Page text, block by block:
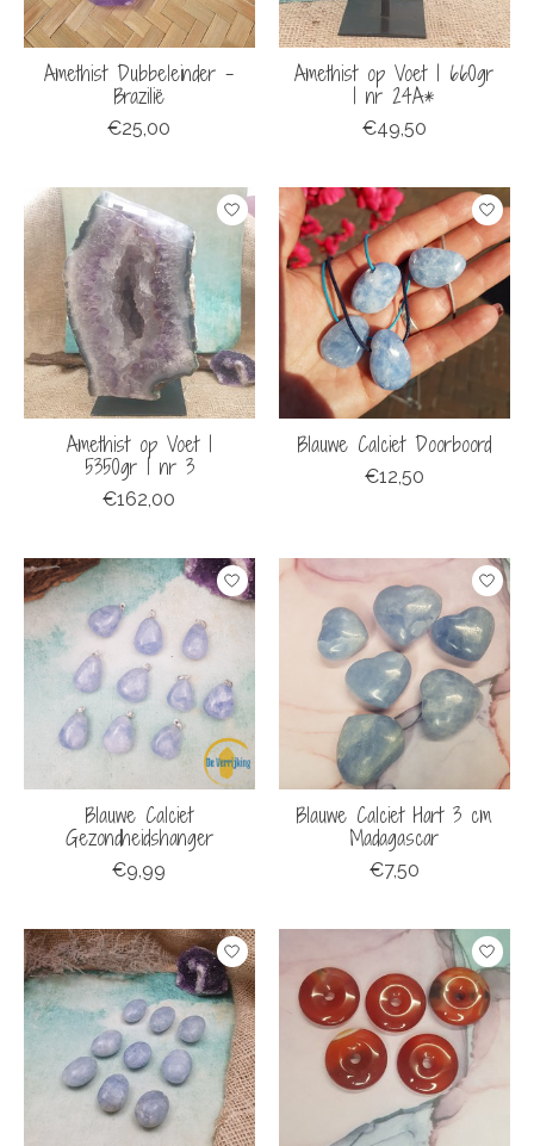
Amethist Dubbeleinder -
Brazilië
€25,00
Amethist op Voet | 660gr
| nr 24A*
€49,50
Amethist op Voet |
5350gr | nr 3
€162,00
Blauwe Calciet Doorboord
€12,50
Blauwe Calciet
Gezondheidshanger
€9,99
Blauwe Calciet Hart 3 cm
Madagascar
€7,50